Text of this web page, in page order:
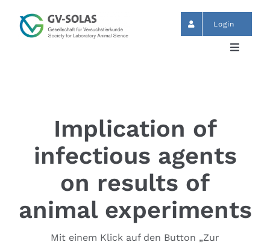
Inhalt
springen
Login
Toggle
Termine
GV-SOLAS
Publikationen
Implication of
infectious agents
on results of
animal experiments
Mit einem Klick auf den Button „Zur